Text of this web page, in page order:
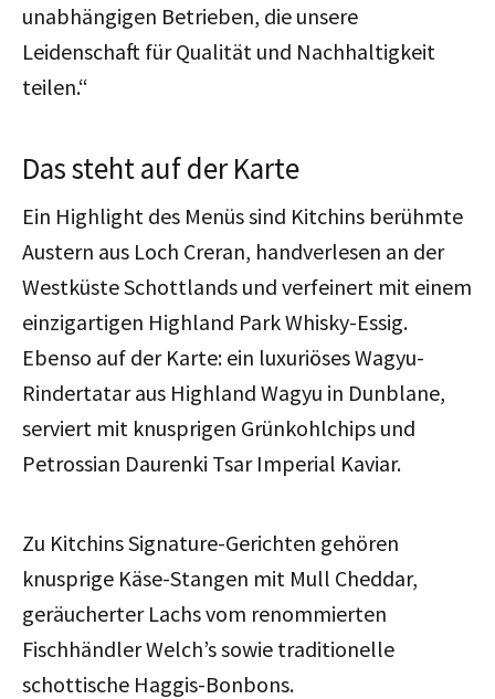
unabhängigen Betrieben, die unsere
Leidenschaft für Qualität und Nachhaltigkeit
teilen.“
Das steht auf der Karte
Ein Highlight des Menüs sind Kitchins berühmte
Austern aus Loch Creran, handverlesen an der
Westküste Schottlands und verfeinert mit einem
einzigartigen Highland Park Whisky-Essig.
Ebenso auf der Karte: ein luxuriöses Wagyu-
Rindertatar aus Highland Wagyu in Dunblane,
serviert mit knusprigen Grünkohlchips und
Petrossian Daurenki Tsar Imperial Kaviar.
Zu Kitchins Signature-Gerichten gehören
knusprige Käse-Stangen mit Mull Cheddar,
geräucherter Lachs vom renommierten
Fischhändler Welch’s sowie traditionelle
schottische Haggis-Bonbons.